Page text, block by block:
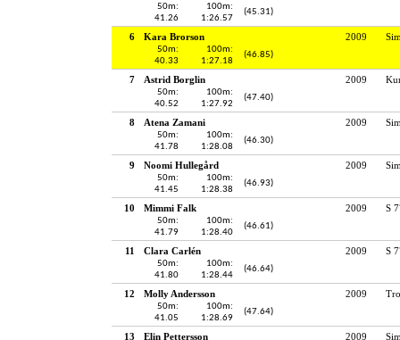
50m:
41.26
100m:
1:26.57
(45.31)
6 Kara Brorson 2009
50m:
40.33
100m:
1:27.18
(46.85)
7 Astrid Borglin 2009
50m:
40.52
100m:
1:27.92
(47.40)
8 Atena Zamani 2009
50m:
41.78
100m:
1:28.08
(46.30)
9 Noomi Hullegård 2009
50m:
41.45
100m:
1:28.38
(46.93)
10 Mimmi Falk 2009 S
50m:
41.79
100m:
1:28.40
(46.61)
11 Clara Carlén 2009 S
50m:
41.80
100m:
1:28.44
(46.64)
12 Molly Andersson 2009
50m:
41.05
100m:
1:28.69
(47.64)
13 Elin Pettersson 2009